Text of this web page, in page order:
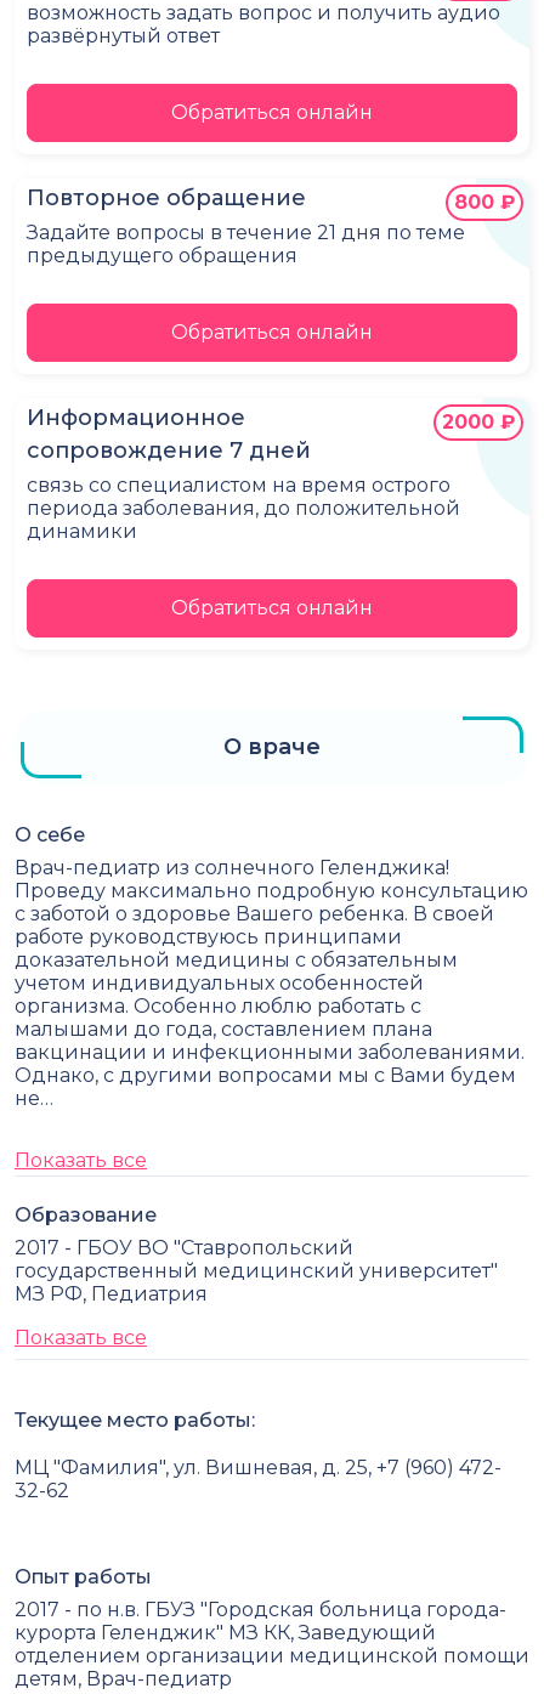
возможность задать вопрос и получить аудио
развёрнутый ответ
Обратиться онлайн
Повторное обращение
Задайте вопросы в течение 21 дня по теме
предыдущего обращения
800 ₽
Обратиться онлайн
Информационное
сопровождение 7 дней
связь со специалистом на время острого
периода заболевания, до положительной
динамики
2000 ₽
Обратиться онлайн
О враче
О себе
Врач-педиатр из солнечного Геленджика!
Проведу максимально подробную консультацию
с заботой о здоровье Вашего ребенка. В своей
работе руководствуюсь принципами
доказательной медицины с обязательным
учетом индивидуальных особенностей
организма. Особенно люблю работать с
малышами до года, составлением плана
вакцинации и инфекционными заболеваниями.
Однако, с другими вопросами мы с Вами будем
не…
Показать все
Образование
2017 - ГБОУ ВО "Ставропольский
государственный медицинский университет"
МЗ РФ, Педиатрия
Показать все
Текущее место работы:
МЦ "Фамилия", ул. Вишневая, д. 25, +7 (960) 472-
32-62
Опыт работы
2017 - по н.в. ГБУЗ "Городская больница города-
курорта Геленджик" МЗ КК, Заведующий
отделением организации медицинской помощи
детям, Врач-педиатр